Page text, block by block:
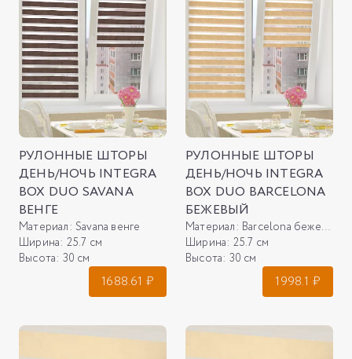
РУЛОННЫЕ ШТОРЫ
ДЕНЬ/НОЧЬ INTEGRA
BOX DUO SAVANA
ВЕНГЕ
Материал: Savana венге
Ширина: 25.7 см
Высота: 30 см
1688.61 ₽
РУЛОННЫЕ ШТОРЫ
ДЕНЬ/НОЧЬ INTEGRA
BOX DUO BARCELONA
БЕЖЕВЫЙ
Материал: Barcelona бежевый
Ширина: 25.7 см
Высота: 30 см
1998.1 ₽